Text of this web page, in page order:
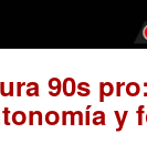
90s
y